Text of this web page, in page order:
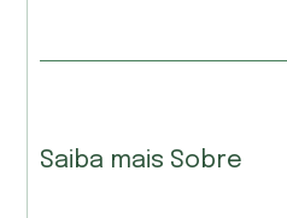
Saiba mais Sobre